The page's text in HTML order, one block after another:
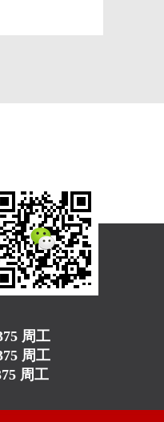
周工
周工
周工